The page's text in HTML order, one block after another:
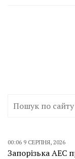
00:06 9 СЕРПНЯ, 2026
Запорізька АЕС